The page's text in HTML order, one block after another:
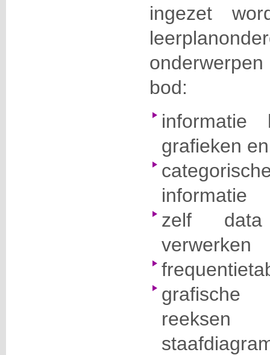
ingezet
bod:
informatie
grafieken
informatie
zelf
verwerken
grafische